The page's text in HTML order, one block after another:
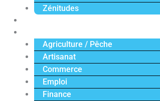
Zénitudes
Agriculture / Pêche
Artisanat
Commerce
Emploi
Finance